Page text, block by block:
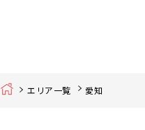
Home エリア一覧 愛知